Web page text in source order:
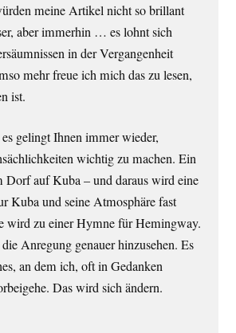
meine Artikel nicht so brillant
aber immerhin … es lohnt sich
in der Vergangenheit
mehr freue ich mich das zu lesen,
ist.
gelingt Ihnen immer wieder,
wichtig zu machen. Ein
Dorf auf Kuba – und daraus wird eine
Kuba und seine Atmosphäre fast
wird zu einer Hymne für Hemingway.
Anregung genauer hinzusehen. Es
an dem ich, oft in Gedanken
Das wird sich ändern.